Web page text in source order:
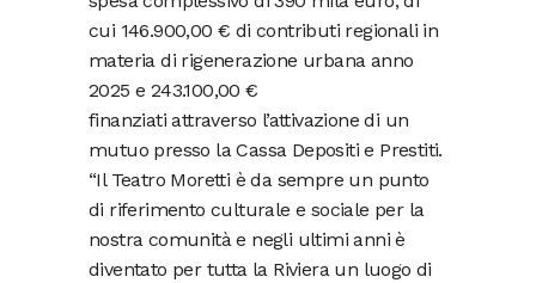
cui 146.900,00 € di contributi regionali in
materia di rigenerazione urbana anno
2025 e 243.100,00 €
finanziati attraverso l’attivazione di un
mutuo presso la Cassa Depositi e Prestiti.
“Il Teatro Moretti è da sempre un punto
di riferimento culturale e sociale per la
nostra comunità e negli ultimi anni è
diventato per tutta la Riviera un luogo di